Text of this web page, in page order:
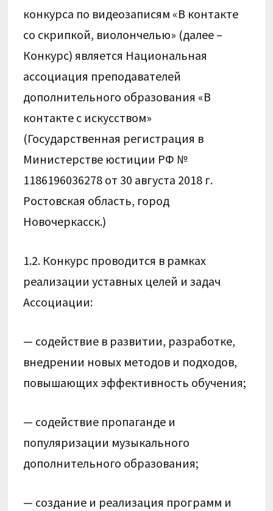
конкурса по видеозаписям «В контакте
со скрипкой, виолончелью» (далее –
Конкурс) является Национальная
ассоциация преподавателей
дополнительного образования «В
контакте с искусством»
(Государственная регистрация в
Министерстве юстиции РФ №
1186196036278 от 30 августа 2018 г.
Ростовская область, город
Новочеркасск.)
1.2. Конкурс проводится в рамках
реализации уставных целей и задач
Ассоциации:
— содействие в развитии, разработке,
внедрении новых методов и подходов,
повышающих эффективность обучения;
— содействие пропаганде и
популяризации музыкального
дополнительного образования;
— создание и реализация программ и